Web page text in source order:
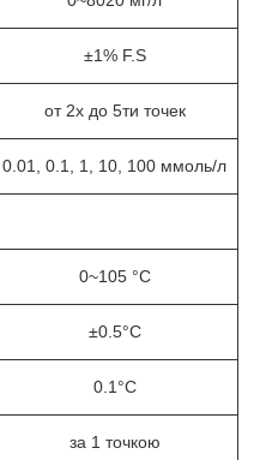
±1% F.S
от 2х до 5ти точек
0.01, 0.1, 1, 10, 100 ммоль/л
0~105 °C
±0.5°C
0.1°C
за 1 точкою